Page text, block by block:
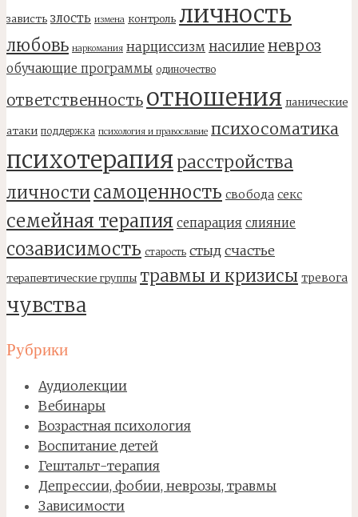
зависть злость измена контроль личность
любовь наркомания нарциссизм насилиеневроз
обучающие программы одиночество
ответственность отношения панические
атаки поддержка психология и православие психосоматика
психотерапия расстройства
личности самоценность свобода секс
семейная терапия сепарация слияние
созависимость старость стыд счастье
терапевтические группы травмы и кризисы тревога
чувства
Рубрики
Аудиолекции
Вебинары
Возрастная психология
Воспитание детей
Гештальт-терапия
Депрессии, фобии, неврозы, травмы
Зависимости